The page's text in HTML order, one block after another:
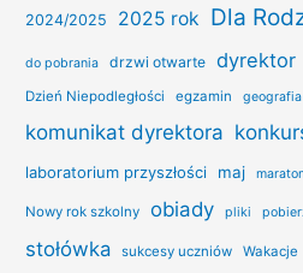
2024/2025 2025 rok Dla
do pobrania drzwi otwarte dyrektor
Dzień Niepodległości egzamin geografia
komunikat dyrektora
laboratorium przyszłości maj
Nowy rok szkolny obiady pliki
stołówka sukcesy uczniów Wakacje